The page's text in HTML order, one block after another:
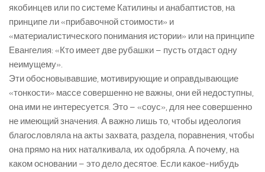
якобинцев или по системе Катилины и анабаптистов, на
принципе ли «прибавочной стоимости» и
«материалистического понимания истории» или на принципе
Евангелия: «Кто имеет две рубашки – пусть отдаст одну
неимущему».
Эти обосновывавшие, мотивирующие и оправдывающие
«тонкости» массе совершенно не важны, они ей недоступны,
она ими не интересуется. Это – «соус», для нее совершенно
не имеющий значения. А важно лишь то, чтобы идеология
благословляла на акты захвата, раздела, поравнения, чтобы
она прямо на них наталкивала, их одобряла. А почему, на
каком основании – это дело десятое. Если какое-нибудь